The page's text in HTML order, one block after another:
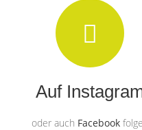
Auf
oder auch Facebook